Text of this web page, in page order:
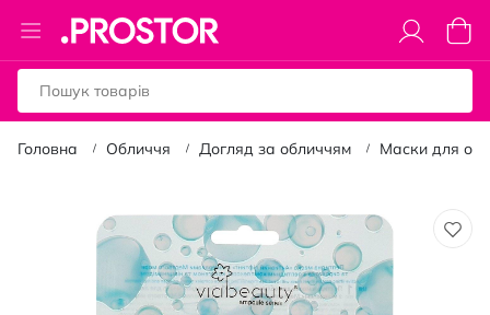
Toggle
Nav
Кошик
Головна Обличчя Догляд за обличчям Маски для
зображень